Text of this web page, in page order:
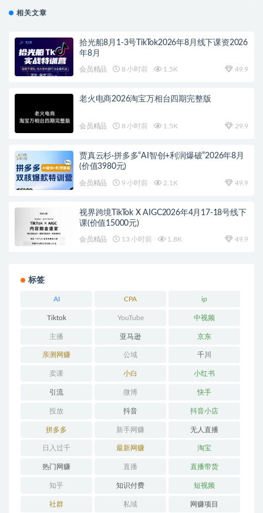
相关文章
拾光船8月1-3号TikTok2026年8月线下课资2026
年8月
会员精品 8 小时前 1.5K 49.9
老火电商2026淘宝万相台四期完整版
会员精品 8 小时前 1.5K 29.9
贾真云杉·拼多多“AI智创+利润爆破”2026年8月
(价值3980元)
会员精品 9 小时前 2.1K 49.9
视界跨境TikTok X AIGC2026年4月17-18号线下
课(价值15000元)
会员精品 13 小时前 1.8K 49.9
标签
AI CPA ip
Tiktok YouTube 中视频
主播 亚马逊 京东
亲测网赚 公域 千川
卖课 小白 小红书
引流 微博 快手
投放 抖音 抖音小店
拼多多 新手网赚 无人直播
日入过千 最新网赚 淘宝
热门网赚 直播 直播带货
知乎 知识付费 短视频
社群 私域 网赚项目